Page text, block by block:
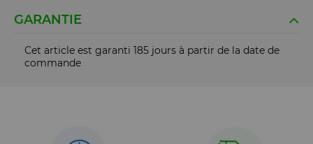
GARANTIE
Cet article est garanti 185 jours à partir de la date de
commande